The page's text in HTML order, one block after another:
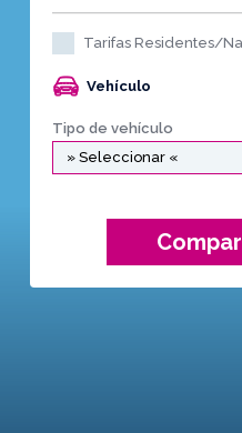
Tarifas Residentes/
Vehículo
Tipo de vehículo